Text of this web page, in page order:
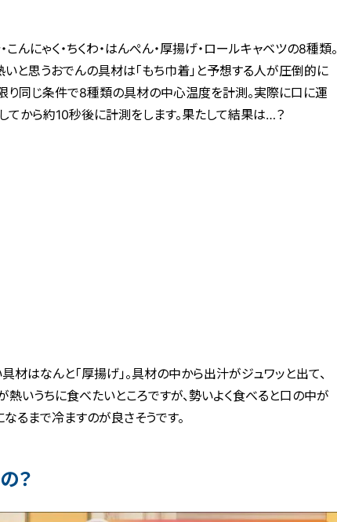
んにゃく・ちくわ・はんぺん・厚揚げ・ロールキャベツの8種類。
と思うおでんの具材は「もち巾着」と予想する人が圧倒的に
り同じ条件で8種類の具材の中心温度を計測。実際に口に運
てから約10秒後に計測をします。果たして結果は…？
材はなんと「厚揚げ」。具材の中から出汁がジュワッと出て、
いうちに食べたいところですが、勢いよく食べると口の中が
るまで冷ますのが良さそうです。
？